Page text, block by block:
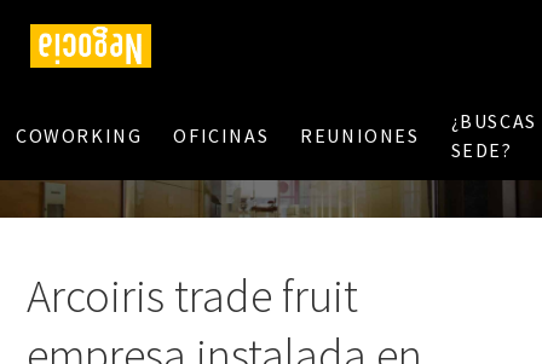
COWORKING OFICINAS REUNIONES
¿BUSCAS
SEDE?
Arcoiris trade fruit